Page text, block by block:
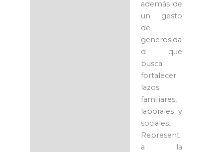
además de
un gesto
de
generosida
d que
busca
fortalecer
lazos
familiares,
laborales y
sociales.
Represent
a la